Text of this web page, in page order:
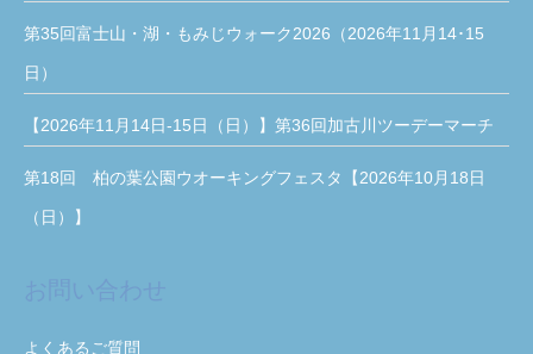
第35回富士山・湖・もみじウォーク2026（2026年11月14･15
日）
【2026年11月14日-15日（日）】第36回加古川ツーデーマーチ
第18回 柏の葉公園ウオーキングフェスタ【2026年10月18日
（日）】
よくあるご質問